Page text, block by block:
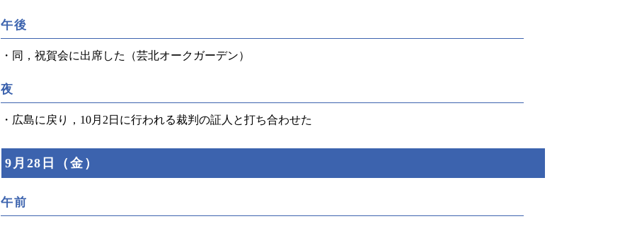
午後
・同，祝賀会に出席した（芸北オークガーデン）
夜
・広島に戻り，10月2日に行われる裁判の証人と打ち合わせた
9月28日（金）
午前